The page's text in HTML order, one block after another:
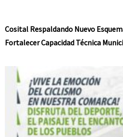
Cosital Respaldando Nuevo
Fortalecer Capacidad Técnica